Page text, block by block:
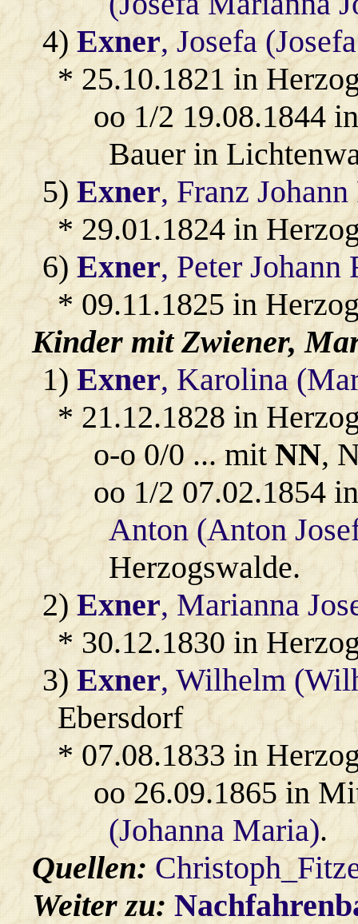
4)Exner, Josefa
* 25.10.1821 in
oo 1/2 19.08.1844
Bauer in
5)Exner, Franz Johann
* 29.01.1824 in
6)Exner, Peter Johann
* 09.11.1825 in
Kinder mit Zwiener,
1)Exner, Karolina
* 21.12.1828 in
o-o 0/0 ... mitNN,
oo 1/2 07.02.1854
Anton (Anton
Herzogswalde.
2)Exner, Marianna
* 30.12.1830 in
3)Exner, Wilhelm
Ebersdorf
* 07.08.1833 in
oo 26.09.1865 in
(Johanna Maria).
Quellen:
Weiter zu: